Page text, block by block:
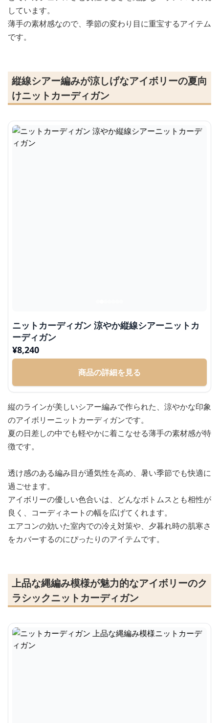
しています。
薄手の素材感なので、季節の変わり目に重宝するアイテム
です。
縦線シアー編みが涼しげなアイボリーの夏向
けニットカーディガン
ニットカーディガン 涼やか縦線シアーニットカ
ーディガン
¥8,240
商品の詳細を見る
縦のラインが美しいシアー編みで作られた、涼やかな印象
のアイボリーニットカーディガンです。
夏の日差しの中でも軽やかに着こなせる薄手の素材感が特
徴です。
透け感のある編み目が通気性を高め、暑い季節でも快適に
過ごせます。
アイボリーの優しい色合いは、どんなボトムスとも相性が
良く、コーディネートの幅を広げてくれます。
エアコンの効いた室内での冷え対策や、夕暮れ時の肌寒さ
をカバーするのにぴったりのアイテムです。
上品な縄編み模様が魅力的なアイボリーのク
ラシックニットカーディガン